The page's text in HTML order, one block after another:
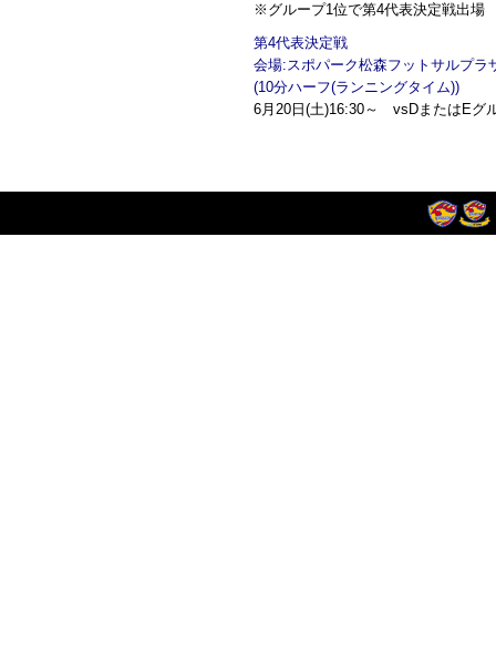
※グループ1位で第4代表決定戦出場
第4代表決定戦
会場:スポパーク松森フットサルプラ
(10分ハーフ(ランニングタイム))
6月20日(土)16:30～ vsDまたはEグ